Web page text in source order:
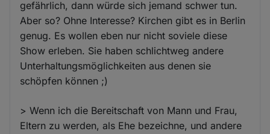
gefährlich, dann würde sich jemand schwer tun.
Aber so? Ohne Interesse? Kirchen gibt es in Berlin
genug. Es wollen eben nur nicht soviele diese
Show erleben. Sie haben schlichtweg andere
Unterhaltungsmöglichkeiten aus denen sie
schöpfen können ;)
> Wenn ich die Bereitschaft von Mann und Frau,
Eltern zu werden, als Ehe bezeichne, und andere